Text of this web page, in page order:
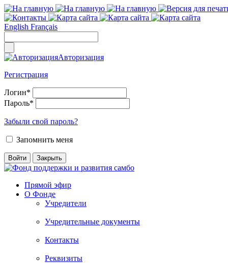
English Français
Авторизация
Регистрация
Логин*
Пароль*
Забыли свой пароль?
Запомнить меня
Прямой эфир
О Фонде
Учредители
Учредительные документы
Контакты
Реквизиты